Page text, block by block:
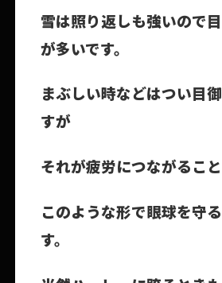
雪は照り返しも強いので
が多いです。
まぶしい時などはつい目
すが
それが疲労につながるこ
このような形で眼球を守
す。